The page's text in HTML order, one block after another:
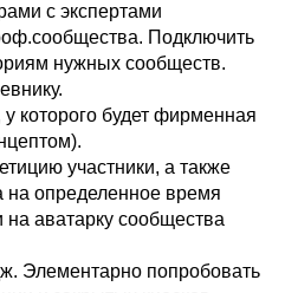
с экспертами
Подключить
нужных сообществ.
которого будет фирменная
участники, а также
определенное время
аватарку сообщества
Элементарно попробовать